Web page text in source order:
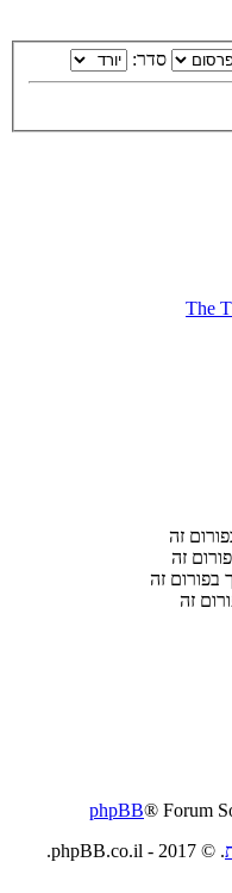
סדר:
זה
זה
בפורום זה
זה
phpBB® Forum
. © 2017 - phpBB.co.il.